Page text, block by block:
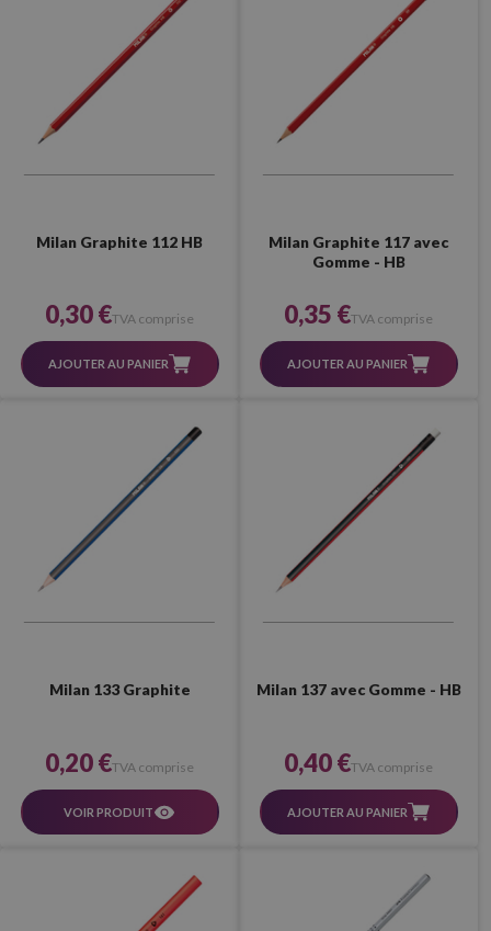
Milan Graphite 112 HB
0,30 €TVA comprise
AJOUTER AU PANIER
Milan Graphite 117 avec
Gomme - HB
0,35 €TVA comprise
AJOUTER AU PANIER
Milan 133 Graphite
0,20 €TVA comprise
VOIR PRODUIT
Milan 137 avec Gomme - HB
0,40 €TVA comprise
AJOUTER AU PANIER